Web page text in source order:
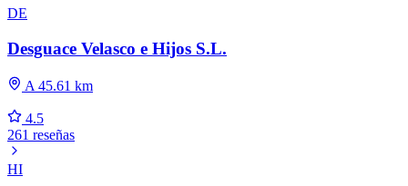
DE
Desguace Velasco e Hijos S.L.
A 45.61 km
4.5
261 reseñas
HI